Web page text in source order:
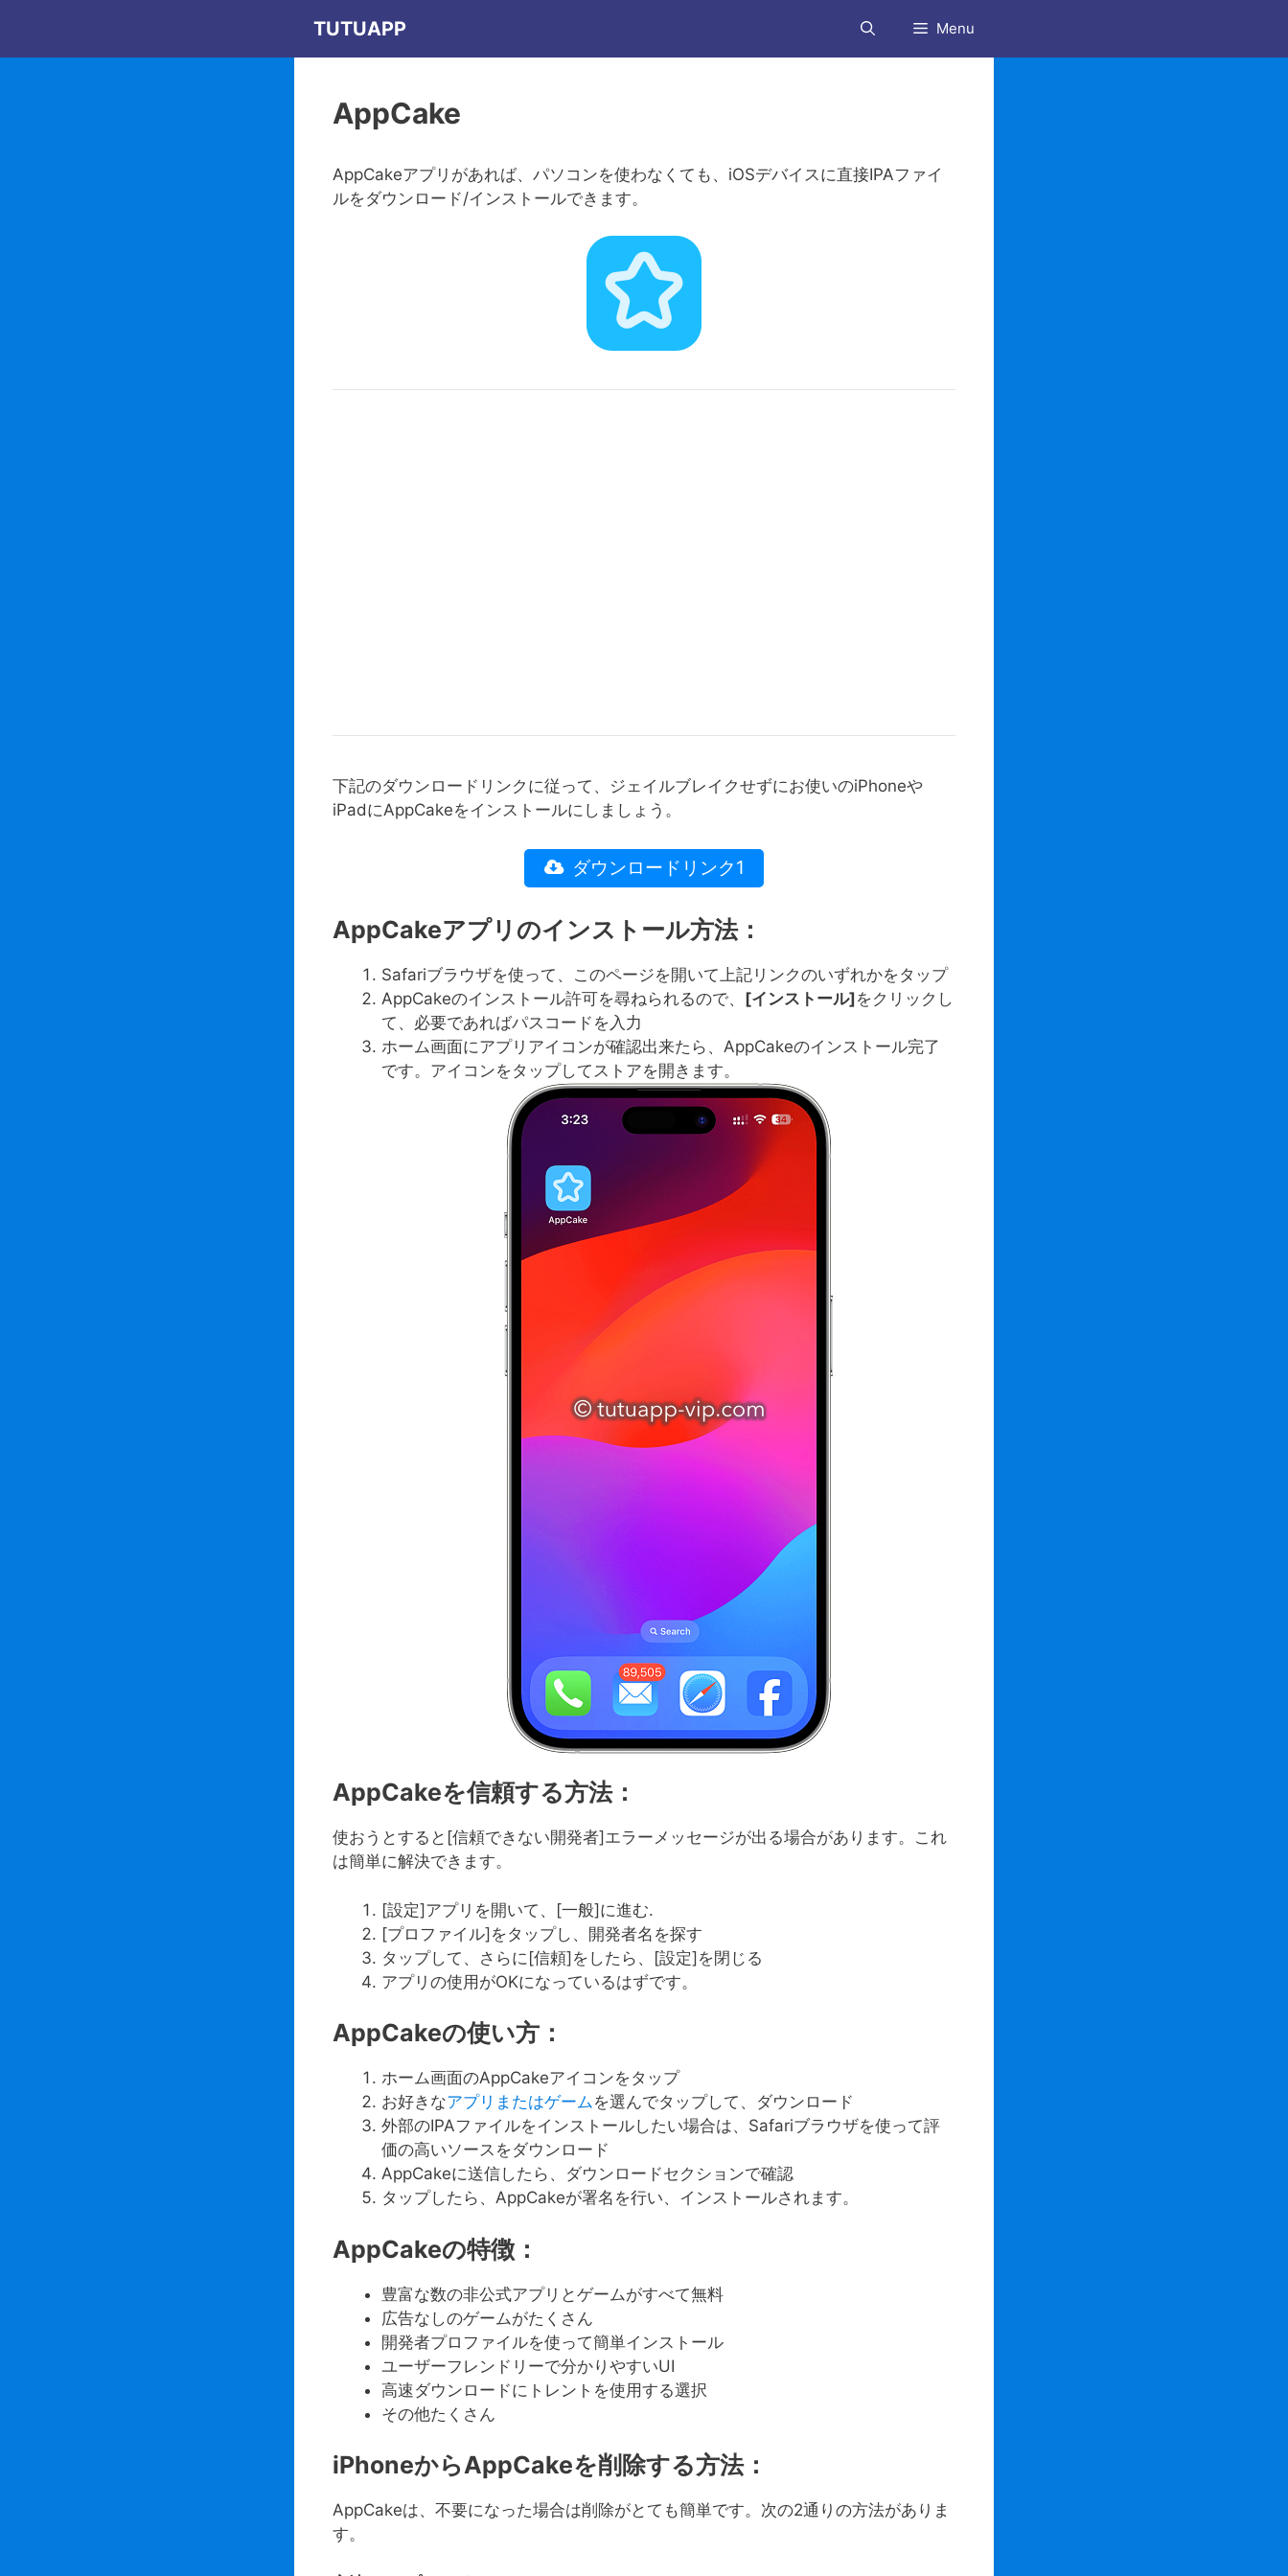
テ
TUTUAPP Menu
AppCake
AppCakeアプリがあれば、パソコンを使わなくても、iOSデバイスに直接IPAファイ
ルをダウンロード/インストールできます。
下記のダウンロードリンクに従って、ジェイルブレイクせずにお使いのiPhoneや
iPadにAppCakeをインストールにしましょう。
ダウンロードリンク1
AppCakeアプリのインストール方法：
Safariブラウザを使って、このページを開いて上記リンクのいずれかをタップ
AppCakeのインストール許可を尋ねられるので、 [インストール]をクリックし
て、必要であればパスコードを入力
ホーム画面にアプリアイコンが確認出来たら、AppCakeのインストール完了
です。アイコンをタップしてストアを開きます。
AppCakeを信頼する方法：
使おうとすると[信頼できない開発者]エラーメッセージが出る場合があります。これ
は簡単に解決できます。
[設定]アプリを開いて、[一般]に進む.
[プロファイル]をタップし、開発者名を探す
タップして、さらに[信頼]をしたら、[設定]を閉じる
アプリの使用がOKになっているはずです。
AppCakeの使い方：
ホーム画面のAppCakeアイコンをタップ
お好きなアプリまたはゲームを選んでタップして、ダウンロード
外部のIPAファイルをインストールしたい場合は、Safariブラウザを使って評
価の高いソースをダウンロード
AppCakeに送信したら、ダウンロードセクションで確認
タップしたら、AppCakeが署名を行い、インストールされます。
AppCakeの特徴：
豊富な数の非公式アプリとゲームがすべて無料
広告なしのゲームがたくさん
開発者プロファイルを使って簡単インストール
ユーザーフレンドリーで分かりやすいUI
高速ダウンロードにトレントを使用する選択
その他たくさん
iPhoneからAppCakeを削除する方法：
AppCakeは、不要になった場合は削除がとても簡単です。次の2通りの方法がありま
す。